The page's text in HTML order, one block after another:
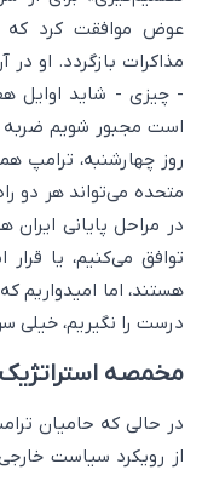
عوض موافقت کرد که
مذاکرات بازگردد. او
- چیزی - شاید اوایل
است مجبور شویم ضربه
روز چهارشنبه، ترامپ
متحده می‌تواند هر دو
در مراحل پایانی
توافق می‌کنیم، یا
هستند، اما امیدواریم
درست را نگیریم، خیلی
مخمصه
در حالی که حامیان
از رویکرد سیاست